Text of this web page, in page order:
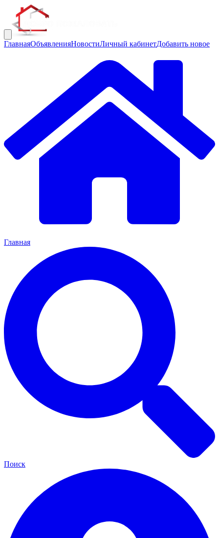
ГлавнаяОбъявленияНовостиЛичный кабинетДобавить новое
Главная
Поиск